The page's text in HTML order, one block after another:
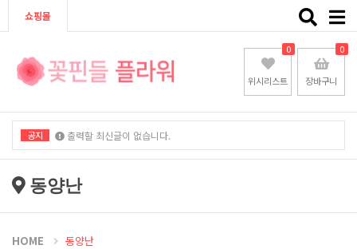
쇼핑몰
Toggle
위시리스트
0
장바구니
0
공지 출력할 최신글이 없습니다.
출력할 최신글이 없습니다.
동양난
HOME 동양난